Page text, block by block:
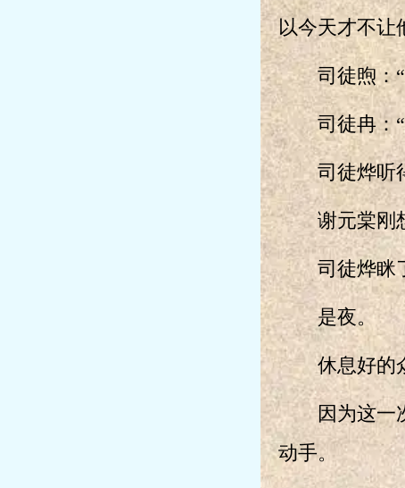
以今天才不让
司徒煦：“
司徒冉：“…
司徒烨听得
谢元棠刚想
司徒烨眯了
是夜。
休息好的众
因为这一次
动手。